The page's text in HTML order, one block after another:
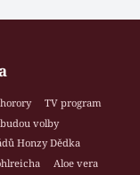
TV program
volby
Honzy Dědka
Aloe vera